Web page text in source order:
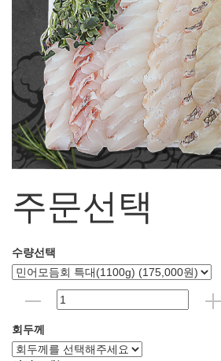
주문선택
수량선택
회두께